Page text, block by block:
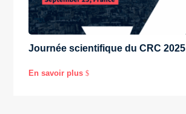
Journée scientifique du CRC 2025
En savoir plus $